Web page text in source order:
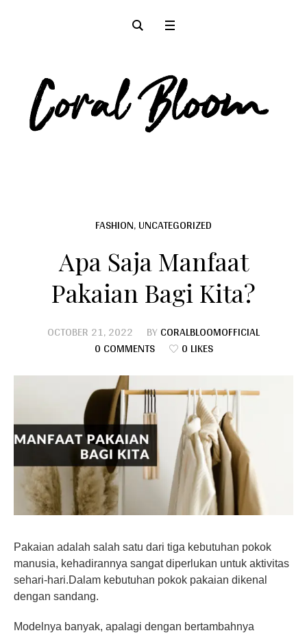
FASHION,UNCATEGORIZED
Apa Saja Manfaat
Pakaian Bagi Kita?
OCTOBER 21, 2022 BYCORALBLOOMOFFICIAL
0 COMMENTS
0 LIKES
Pakaian adalah salah satu dari tiga kebutuhan pokok
manusia, kehadirannya sangat diperlukan untuk aktivitas
sehari-hari.Dalam kebutuhan pokok pakaian dikenal
dengan sandang.
Modelnya banyak, apalagi dengan bertambahnya